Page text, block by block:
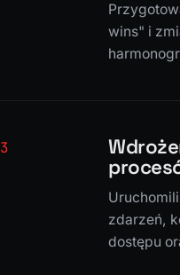
wins" i
3
zdarzeń,
dostępu